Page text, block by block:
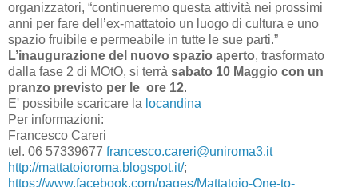
organizzatori, “continueremo questa attività nei prossimi
anni per fare dell’ex-mattatoio un luogo di cultura e uno
spazio fruibile e permeabile in tutte le sue parti.”
L’inaugurazione del nuovo spazio aperto, trasformato
dalla fase 2 di MOtO, si terrà sabato 10 Maggio con un
pranzo previsto per le ore 12.
E' possibile scaricare la locandina
Per informazioni:
Francesco Careri
tel. 06 57339677 francesco.careri@uniroma3.it
http://mattatoioroma.blogspot.it/;
https://www.facebook.com/pages/Mattatoio-One-to-